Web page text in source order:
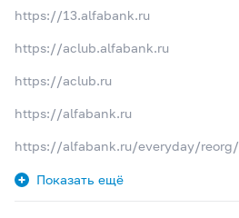
https://13.alfabank.ru
https://aclub.alfabank.ru
https://aclub.ru
https://alfabank.ru
https://alfabank.ru/everyday/reorg/
Показать ещё